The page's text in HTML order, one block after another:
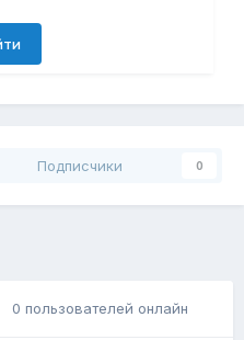
Подписчики 0
0 пользователей онлайн